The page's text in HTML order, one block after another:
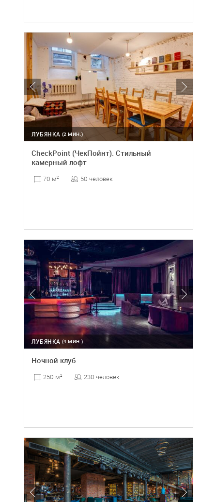
(2 МИН.)
ЛУБЯНКА
CheckPoint (ЧекПойнт). Стильный
камерный лофт
70 м2 50 человек
(4 МИН.)
ЛУБЯНКА
Ночной клуб
250 м2 230 человек